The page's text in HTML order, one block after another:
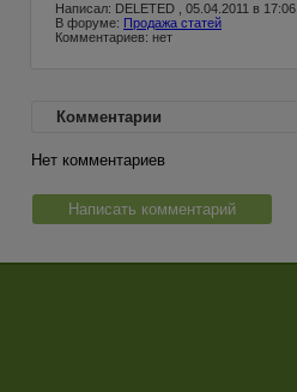
Написал: DELETED , 05.04.2011 в 17:06
В форуме: Продажа статей
Комментариев: нет
Комментарии
Нет комментариев
Написать комментарий